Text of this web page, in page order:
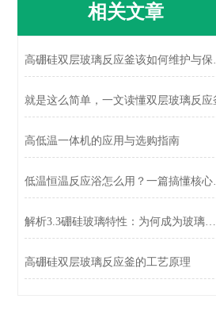
相关文章
高硼硅
就是这么简单，一文读懂双层玻璃反应
高低温一体机的应用与选购指南
低温恒
解析3.3硼硅玻璃特性：为何成为玻璃反应釜釜体主流材质
高硼硅双层玻璃反应釜的工艺原理